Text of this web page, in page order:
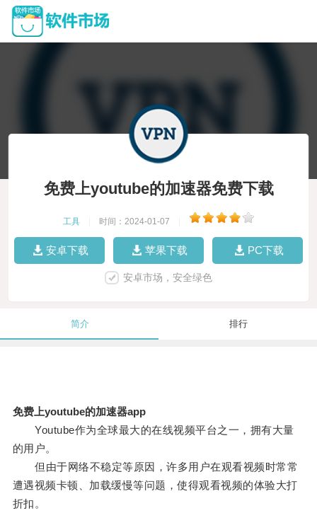
免费上youtube的加速器免费下载
工具 时间：2024-01-07
安卓下载 苹果下载 PC下载
安卓市场，安全绿色
简介 排行
免费上youtube的加速器app
Youtube作为全球最大的在线视频平台之一，拥有大量
的用户。
但由于网络不稳定等原因，许多用户在观看视频时常常
遭遇视频卡顿、加载缓慢等问题，使得观看视频的体验大打
折扣。